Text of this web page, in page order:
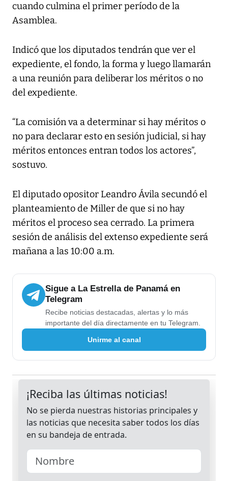
cuando culmina el primer período de la
Asamblea.
Indicó que los diputados tendrán que ver el
expediente, el fondo, la forma y luego llamarán
a una reunión para deliberar los méritos o no
del expediente.
“La comisión va a determinar si hay méritos o
no para declarar esto en sesión judicial, si hay
méritos entonces entran todos los actores”,
sostuvo.
El diputado opositor Leandro Ávila secundó el
planteamiento de Miller de que si no hay
méritos el proceso sea cerrado. La primera
sesión de análisis del extenso expediente será
mañana a las 10:00 a.m.
Sigue a La Estrella de Panamá en
Telegram
Recibe noticias destacadas, alertas y lo más
importante del día directamente en tu Telegram.
Unirme al canal